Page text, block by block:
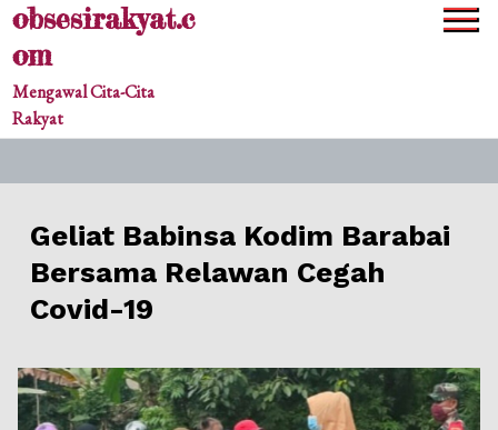
Skipobsesirakyat.c
om
Mengawal Cita-Cita
Rakyat
Geliat Babinsa Kodim Barabai
Bersama Relawan Cegah
Covid-19